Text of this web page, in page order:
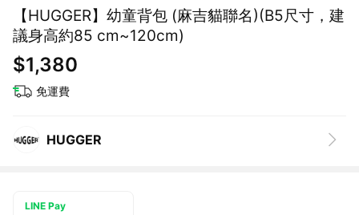
【HUGGER】幼童背包 (麻吉貓聯名)(B5尺寸，建
議身高約85 cm~120cm)
$1,380
免運費
HUGGER
LINE Pay